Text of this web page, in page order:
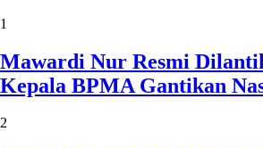
1
Mawardi Nur Resmi
Kepala BPMA Gantikan
2